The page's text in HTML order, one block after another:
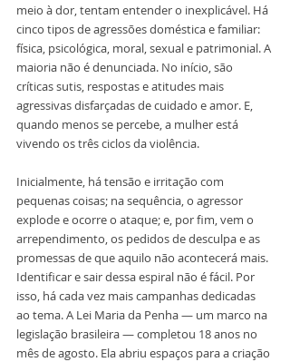
meio à dor, tentam entender o inexplicável. Há
cinco tipos de agressões doméstica e familiar:
física, psicológica, moral, sexual e patrimonial. A
maioria não é denunciada. No início, são
críticas sutis, respostas e atitudes mais
agressivas disfarçadas de cuidado e amor. E,
quando menos se percebe, a mulher está
vivendo os três ciclos da violência.
Inicialmente, há tensão e irritação com
pequenas coisas; na sequência, o agressor
explode e ocorre o ataque; e, por fim, vem o
arrependimento, os pedidos de desculpa e as
promessas de que aquilo não acontecerá mais.
Identificar e sair dessa espiral não é fácil. Por
isso, há cada vez mais campanhas dedicadas
ao tema. A Lei Maria da Penha — um marco na
legislação brasileira — completou 18 anos no
mês de agosto. Ela abriu espaços para a criação